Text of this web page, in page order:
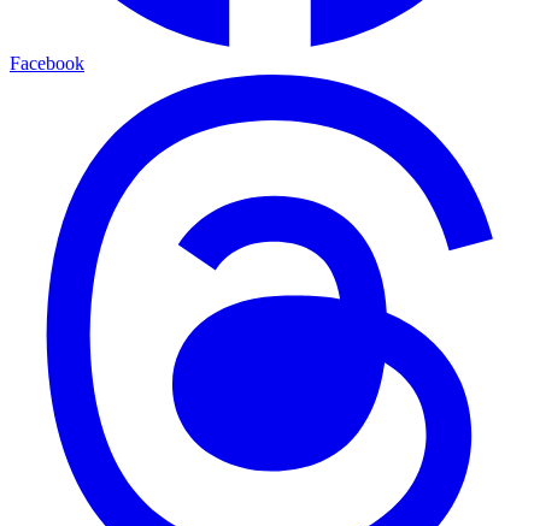
Facebook